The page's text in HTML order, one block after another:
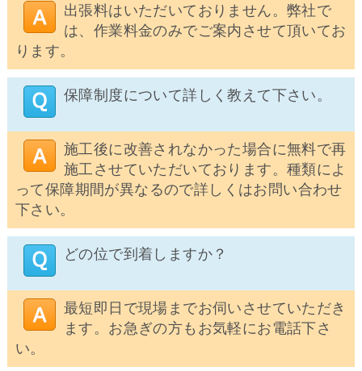
出張料はいただいておりません。弊社で
は、作業料金のみでご案内させて頂いてお
ります。
保障制度について詳しく教えて下さい。
施工後に改善されなかった場合に無料で再
施工させていただいております。種類によ
って保障期間が異なるので詳しくはお問い合わせ
下さい。
どの位で到着しますか？
最短即日で現場までお伺いさせていただき
ます。お急ぎの方もお気軽にお電話下さ
い。